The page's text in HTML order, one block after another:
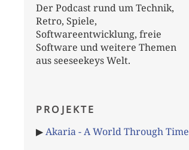
Der Podcast rund um Technik,
Retro, Spiele,
Softwareentwicklung, freie
Software und weitere Themen
aus seeseekeys Welt.
PROJEKTE
▶Akaria - A World Through Time